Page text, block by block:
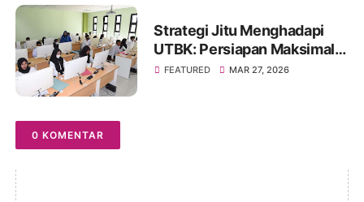
Strategi Jitu Menghadapi
UTBK: Persiapan Maksimal
untuk Hasil Optimal
FEATURED MAR 27, 2026
0 KOMENTAR